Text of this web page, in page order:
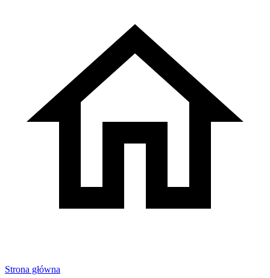
Strona główna